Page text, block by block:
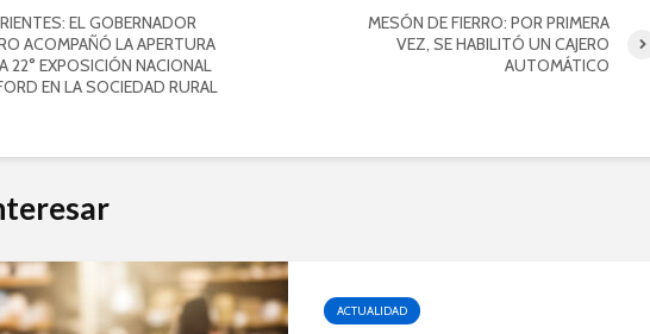
EL GOBERNADOR
ACOMPAÑÓ LA APERTURA
22° EXPOSICIÓN NACIONAL
EN LA SOCIEDAD RURAL
MESÓN DE FIERRO: POR PRIMERA
VEZ, SE HABILITÓ UN CAJERO
AUTOMÁTICO
ACTUALIDAD